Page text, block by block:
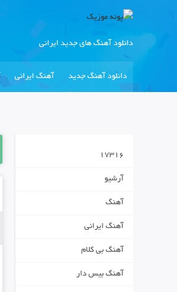
دانلود آهنگ های جدید ایرانی
دانلود آهنگ جدید آهنگ ایرانی
17316
آرشیو
آهنگ
آهنگ ایرانی
آهنگ بی کلام
آهنگ بیس دار